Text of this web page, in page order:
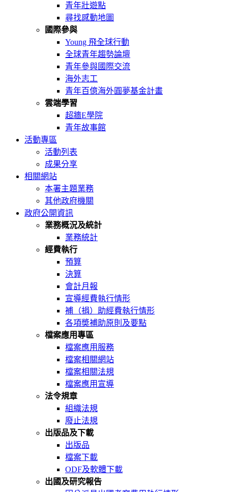
青年壯遊點
尋找感動地圖
國際參與
Young 飛全球行動
全球青年趨勢論壇
青年參與國際交流
海外志工
青年百億海外圓夢基金計畫
雲端學習
超牆E學院
青年故事館
活動專區
活動列表
成果分享
相關網站
本署主題業務
其他政府機關
政府公開資訊
業務概況及統計
業務統計
經費執行
預算
決算
會計月報
宣導經費執行情形
補（捐）助經費執行情形
各項奬補助原則及要點
檔案應用專區
檔案應用服務
檔案相關網站
檔案相關法規
檔案應用宣導
法令規章
組織法規
廢止法規
出版品及下載
出版品
檔案下載
ODF及軟體下載
出國及研究報告